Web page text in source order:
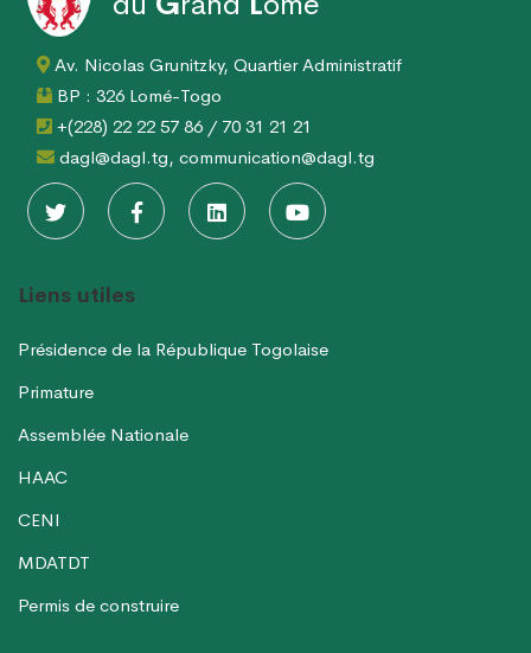
Av. Nicolas Grunitzky, Quartier Administratif
BP : 326 Lomé-Togo
+(228) 22 22 57 86 / 70 31 21 21
dagl@dagl.tg, communication@dagl.tg
Liens utiles
Présidence de la République Togolaise
Primature
Assemblée Nationale
HAAC
CENI
MDATDT
Permis de construire